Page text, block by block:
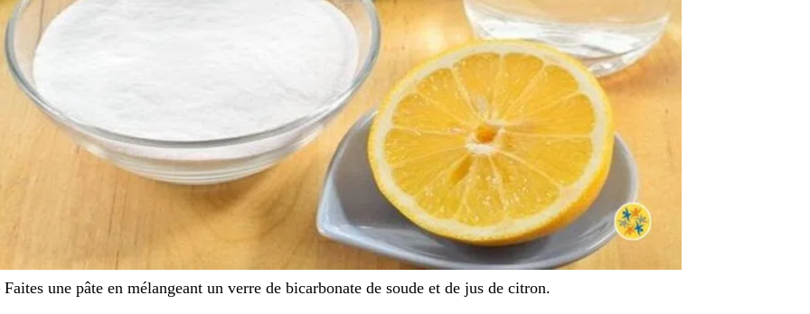
Faites une pâte en mélangeant un verre de bicarbonate de soude et de jus de citron.